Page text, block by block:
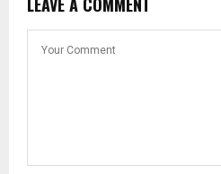
LEAVE A COMMENT